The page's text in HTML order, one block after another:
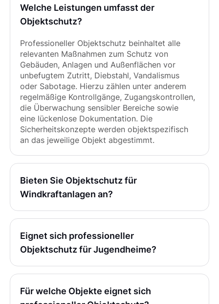
Welche Leistungen umfasst der
Objektschutz?
Professioneller Objektschutz beinhaltet alle
relevanten Maßnahmen zum Schutz von
Gebäuden, Anlagen und Außenflächen vor
unbefugtem Zutritt, Diebstahl, Vandalismus
oder Sabotage. Hierzu zählen unter anderem
regelmäßige Kontrollgänge, Zugangskontrollen,
die Überwachung sensibler Bereiche sowie
eine lückenlose Dokumentation. Die
Sicherheitskonzepte werden objektspezifisch
an das jeweilige Objekt abgestimmt.
Bieten Sie Objektschutz für
Windkraftanlagen an?
Eignet sich professioneller
Objektschutz für Jugendheime?
Für welche Objekte eignet sich